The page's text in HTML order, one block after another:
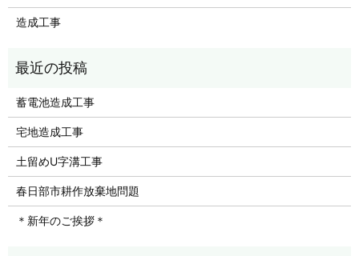
造成工事
蓄電池造成工事
宅地造成工事
土留めU字溝工事
春日部市耕作放棄地問題
＊新年のご挨拶＊